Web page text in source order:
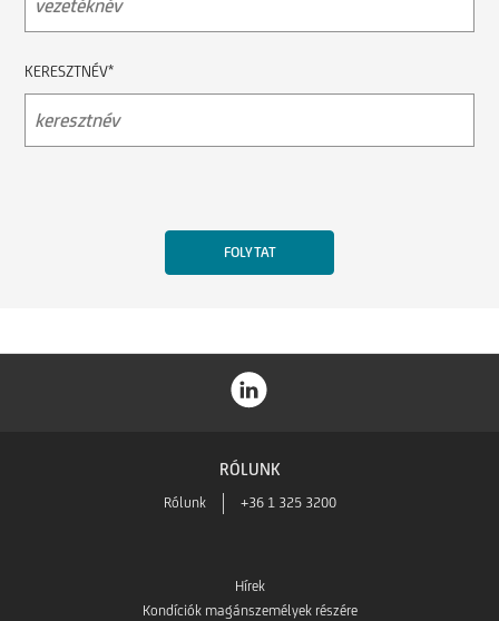
KERESZTNÉV*
RÓLUNK
Rólunk +36 1 325 3200
Hírek
Kondíciók magánszemélyek részére